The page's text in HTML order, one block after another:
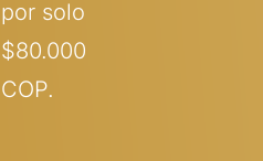
por solo
$80.000
COP.